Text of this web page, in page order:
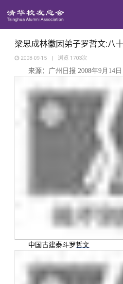
西南联大校友会
义工计划
新媒体平台
青春风采
校友文苑
校友服务
终身学习
信息化服务
三创大赛
校友总会
总会简介
会长致辞
关闭
梁思成林徽因弟子罗哲文:八
2008-09-15 | 浏览 1703次
来源： 广州日报 2008年9月14 日
中国古建泰斗罗哲文